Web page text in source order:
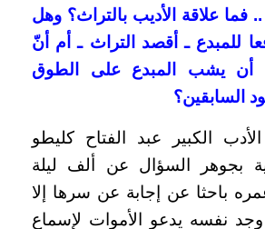
فما علاقة الأديب بالتراث؟ وهل
للمبدع ـ أقصد التراث ـ أم أنّ
أن يشب المبدع على الطوق
السابقين؟
الكبير عبد الفتاح كليطو
بجوهر السؤال عن ألف ليلة
باحثا عن إجابة عن سرها إلا
وجد نفسه يدعو الأموات لإسماع